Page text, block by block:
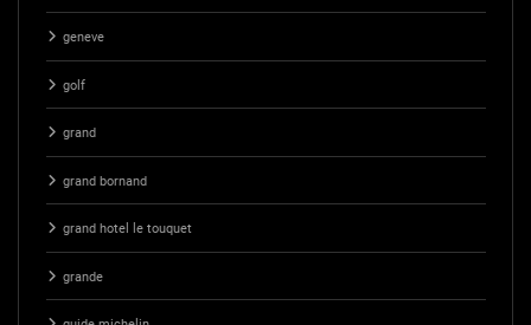
geneve
golf
grand
grand bornand
grand hotel le touquet
grande